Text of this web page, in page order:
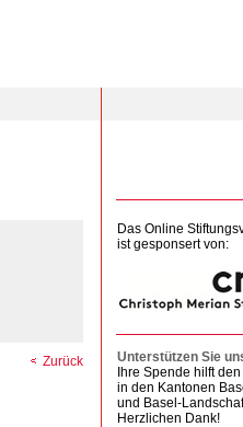
Zurück
Das Online
ist gesponsert von:
Unterstützen Sie
Ihre Spende hilft
in den Kantonen
und Basel-
Herzlichen Dank!